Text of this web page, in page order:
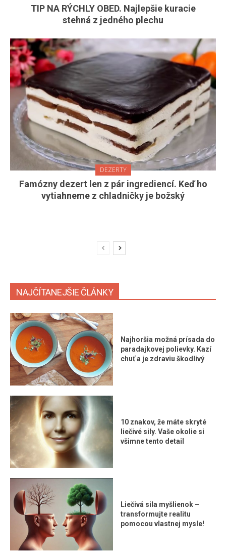
TIP NA RÝCHLY OBED. Najlepšie kuracie
stehná z jedného plechu
DEZERTY
Famózny dezert len z pár ingrediencí. Keď ho
vytiahneme z chladničky je božský
NAJČÍTANEJŠIE ČLÁNKY
Najhoršia možná prísada do
paradajkovej polievky. Kazí
chuť a je zdraviu škodlivý
10 znakov, že máte skryté
liečivé sily. Vaše okolie si
všimne tento detail
Liečivá sila myšlienok –
transformujte realitu
pomocou vlastnej mysle!